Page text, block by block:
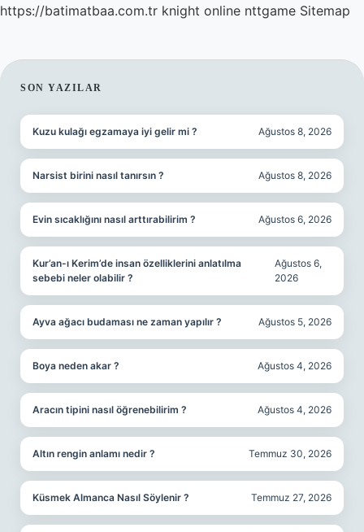
https://batimatbaa.com.tr knight online nttgame Sitemap
SIDEBAR
SON YAZILAR
Kuzu kulağı egzamaya iyi gelir mi ? Ağustos 8, 2026
Narsist birini nasıl tanırsın ? Ağustos 8, 2026
Evin sıcaklığını nasıl arttırabilirim ? Ağustos 6, 2026
Kur’an-ı Kerim’de insan özelliklerini anlatılma
sebebi neler olabilir ?
Ağustos 6,
2026
Ayva ağacı budaması ne zaman yapılır ? Ağustos 5, 2026
Boya neden akar ? Ağustos 4, 2026
Aracın tipini nasıl öğrenebilirim ? Ağustos 4, 2026
Altın rengin anlamı nedir ? Temmuz 30, 2026
Küsmek Almanca Nasıl Söylenir ? Temmuz 27, 2026